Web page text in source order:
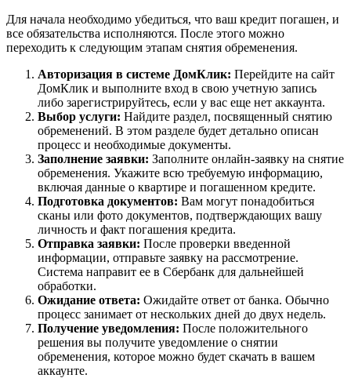
Для начала необходимо убедиться, что ваш кредит погашен, и
все обязательства исполняются. После этого можно
переходить к следующим этапам снятия обременения.
Авторизация в системе ДомКлик: Перейдите на сайт
ДомКлик и выполните вход в свою учетную запись
либо зарегистрируйтесь, если у вас еще нет аккаунта.
Выбор услуги: Найдите раздел, посвященный снятию
обременений. В этом разделе будет детально описан
процесс и необходимые документы.
Заполнение заявки: Заполните онлайн-заявку на снятие
обременения. Укажите всю требуемую информацию,
включая данные о квартире и погашенном кредите.
Подготовка документов: Вам могут понадобиться
сканы или фото документов, подтверждающих вашу
личность и факт погашения кредита.
Отправка заявки: После проверки введенной
информации, отправьте заявку на рассмотрение.
Система направит ее в Сбербанк для дальнейшей
обработки.
Ожидание ответа: Ожидайте ответ от банка. Обычно
процесс занимает от нескольких дней до двух недель.
Получение уведомления: После положительного
решения вы получите уведомление о снятии
обременения, которое можно будет скачать в вашем
аккаунте.